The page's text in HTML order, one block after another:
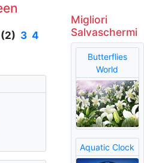
(2) 3 4
Migliori
Salvaschermi
Butterflies
World
Aquatic Clock